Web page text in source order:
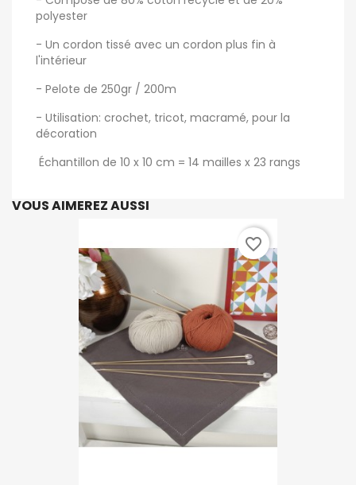
polyester
- Un cordon tissé avec un cordon plus fin à
l'intérieur
- Pelote de 250gr / 200m
- Utilisation: crochet, tricot, macramé, pour la
décoration
Échantillon de 10 x 10 cm = 14 mailles x 23 rangs
VOUS AIMEREZ AUSSI
favorite_border